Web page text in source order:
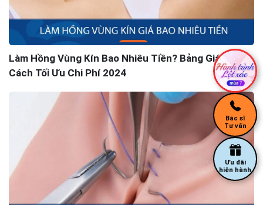
Làm Hồng Vùng Kín Bao Nhiêu Tiền? Bảng Giá &
Cách Tối Ưu Chi Phí 2024
Bác sĩ
Tư vấn
Ưu đãi
hiện hành